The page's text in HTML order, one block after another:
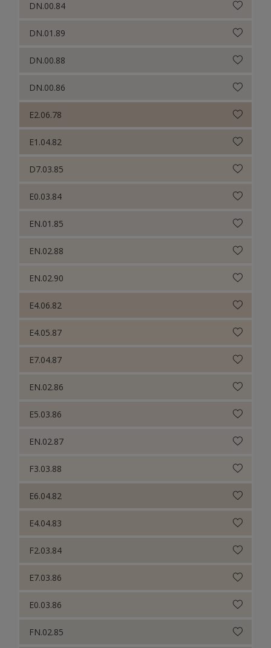
DN.00.84
DN.01.89
DN.00.88
DN.00.86
E2.06.78
E1.04.82
D7.03.85
E0.03.84
EN.01.85
EN.02.88
EN.02.90
E4.06.82
E4.05.87
E7.04.87
EN.02.86
E5.03.86
EN.02.87
F3.03.88
E6.04.82
E4.04.83
F2.03.84
E7.03.86
E0.03.86
FN.02.85